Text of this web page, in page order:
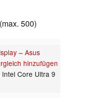
(max. 500)
– Asus
hinzufügen
Core Ultra 9